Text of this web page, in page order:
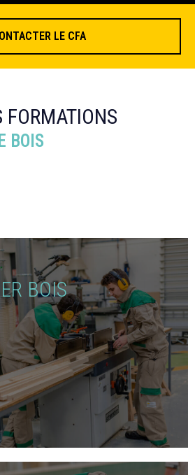
LE CFA
FORMATIONS
BOIS
BOIS